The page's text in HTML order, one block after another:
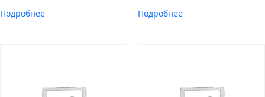
Подробнее Подробнее